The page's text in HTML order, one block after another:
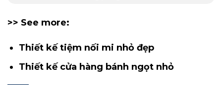
>> See more:
Thiết kế tiệm nối mi nhỏ đẹp
Thiết kế cửa hàng bánh ngọt nhỏ